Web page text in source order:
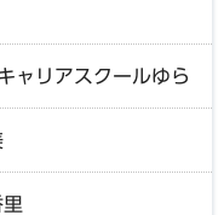
ャリアスクールゆら